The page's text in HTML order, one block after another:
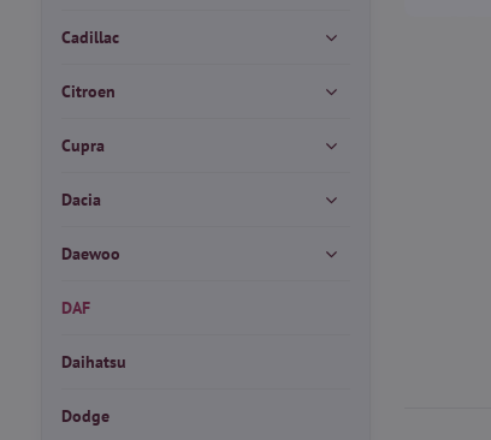
Cadillac
Citroen
Cupra
Dacia
Daewoo
DAF
Daihatsu
Dodge